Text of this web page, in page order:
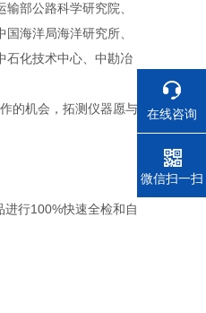
部公路科学研究院、
海洋局海洋研究所、
石化技术中心、中勘冶
的机会，拓测仪器愿与
行100%快速全检和自
在线咨询
电话
微信扫一扫